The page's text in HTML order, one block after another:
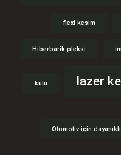
flexi kesim
Hiberbarik pleksi
kutu lazer
Otomotiv için